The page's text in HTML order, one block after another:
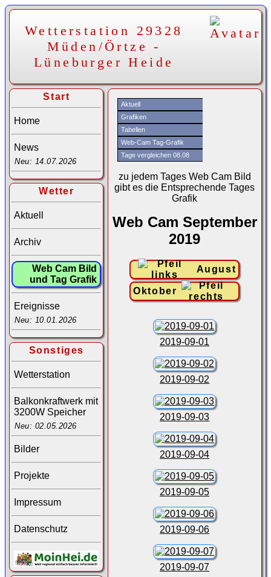
Wetterstation 29328
Müden/Örtze -
Lüneburger Heide
Start
Home
News
Neu: 14.07.2026
Wetter
Aktuell
Archiv
Web Cam Bild
und Tag Grafik
Ereignisse
Neu: 10.01.2026
Sonstiges
Wetterstation
Balkonkraftwerk mit
3200W Speicher
Neu: 02.05.2026
Bilder
Projekte
Impressum
Datenschutz
Aktuell
Grafiken
Tabellen
Web-Cam Tag-Grafik
Tage vergleichen 08.08
zu jedem Tages Web Cam Bild
gibt es die Entsprechende Tages
Grafik
Web Cam September
2019
August
Oktober
2019-09-01
2019-09-02
2019-09-03
2019-09-04
2019-09-05
2019-09-06
2019-09-07